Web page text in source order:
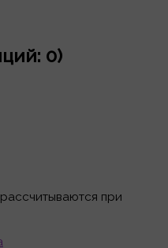
0)
при